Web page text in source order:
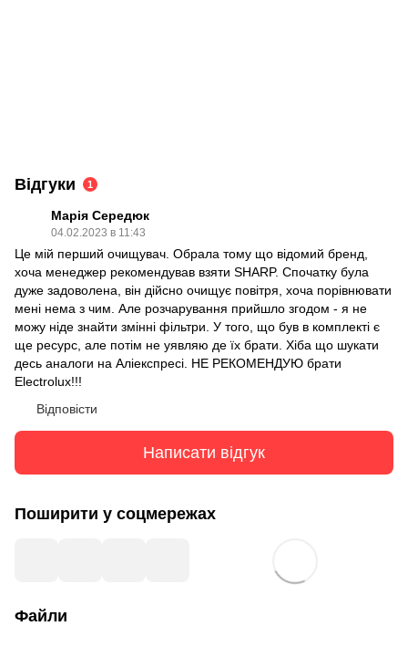
Відгуки 1
Марія Середюк
04.02.2023 в 11:43
Це мій перший очищувач. Обрала тому що відомий бренд,
хоча менеджер рекомендував взяти SHARP. Спочатку була
дуже задоволена, він дійсно очищує повітря, хоча порівнювати
мені нема з чим. Але розчарування прийшло згодом - я не
можу ніде знайти змінні фільтри. У того, що був в комплекті є
ще ресурс, але потім не уявляю де їх брати. Хіба що шукати
десь аналоги на Аліекспресі. НЕ РЕКОМЕНДУЮ брати
Electrolux!!!
Відповісти
Написати відгук
Поширити у соцмережах
Файли